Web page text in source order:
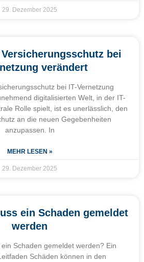
29. Dezember 2025
bei
verändert
bei IT-Vernetzung
digitalisierten Welt, in der IT-
Rolle spielt, ist es unerlässlich, den
an die neuen Gegebenheiten
anzupassen. In
MEHR LESEN »
29. Dezember 2025
ein Schaden gemeldet
werden
Schaden gemeldet werden? Ein
Schäden können in den